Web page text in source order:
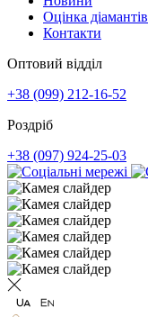
Оцінка діамантів
Контакти
Оптовий відділ
+38 (099) 212-16-52
Роздріб
+38 (097) 924-25-03